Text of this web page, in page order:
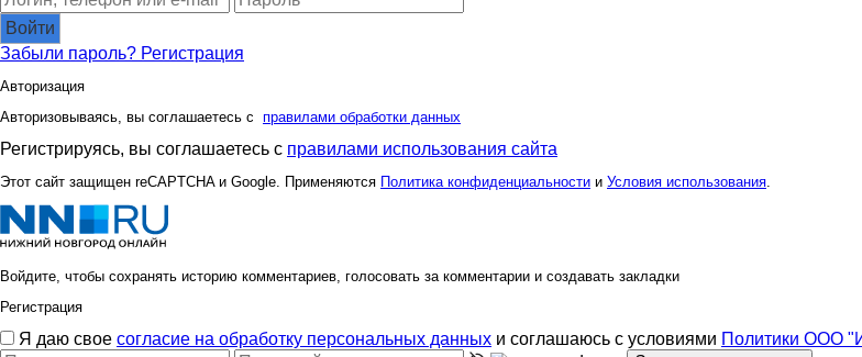
Войти
Забыли пароль? Регистрация
Авторизация
Авторизовываясь, вы соглашаетесь с правилами обработки данных
Регистрируясь, вы соглашаетесь с правилами использования сайта
Этот сайт защищен reCAPTCHA и Google. Применяются Политика конфиденциальности и Условия использования.
Войдите, чтобы сохранять историю комментариев, голосовать за комментарии и создавать закладки
Регистрация
Я даю свое согласие на обработку персональных данных и соглашаюсь с условиями Политики ООО